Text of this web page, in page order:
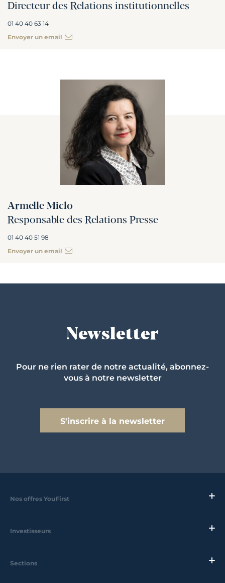
Directeur des Relations institutionnelles
01 40 40 63 14
Envoyer un email
Armelle Miclo
Responsable des Relations Presse
01 40 40 51 98
Envoyer un email
Newsletter
Pour ne rien rater de notre actualité, abonnez-
vous à notre newsletter
S'inscrire à la newsletter
Nos offres YouFirst
Investisseurs
Sections